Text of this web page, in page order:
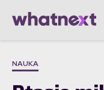
NAUKA